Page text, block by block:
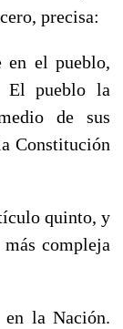
precisa:
en el pueblo,
El pueblo la
de sus
Constitución
quinto, y
más compleja
en la Nación.